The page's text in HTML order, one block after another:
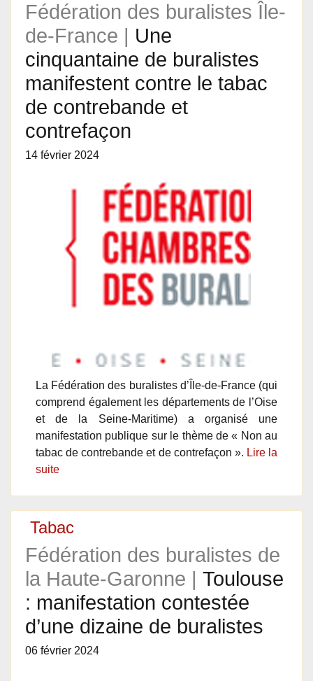
Fédération des buralistes Île-
de-France | Une
cinquantaine de buralistes
manifestent contre le tabac
de contrebande et
contrefaçon
14 février 2024
La Fédération des buralistes d’Île-de-France (qui
comprend également les départements de l’Oise
et de la Seine-Maritime) a organisé une
manifestation publique sur le thème de « Non au
tabac de contrebande et de contrefaçon ». Lire la
suite
Tabac
Fédération des buralistes de
la Haute-Garonne | Toulouse
: manifestation contestée
d’une dizaine de buralistes
06 février 2024